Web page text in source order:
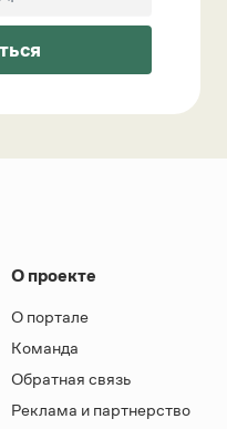
О проекте
О портале
Команда
Обратная связь
Реклама и партнерство